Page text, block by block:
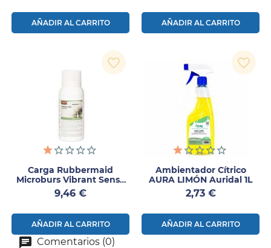
AÑADIR AL CARRITO AÑADIR AL CARRITO
Carga Rubbermaid
Microburs Vibrant Sense
75ml
Precio
9,46 €
AÑADIR AL CARRITO
favorite_border
Ambientador Cítrico
AURA LIMÓN Auridal 1L
Precio
2,73 €
AÑADIR AL CARRITO
favorite_border
Comentarios (0)